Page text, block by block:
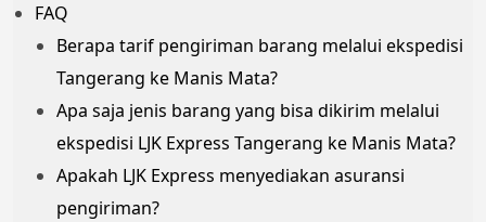
FAQ
Berapa tarif pengiriman barang melalui ekspedisi
Tangerang ke Manis Mata?
Apa saja jenis barang yang bisa dikirim melalui
ekspedisi LJK Express Tangerang ke Manis Mata?
Apakah LJK Express menyediakan asuransi
pengiriman?